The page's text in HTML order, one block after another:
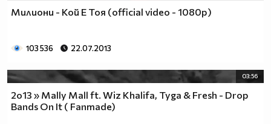
Милиони - Кой Е Тоя (official video - 1080p)
103 536 22.07.2013
03:56
2о13 » Mally Mall ft. Wiz Khalifa, Tyga & Fresh - Drop
Bands On It ( Fanmade)